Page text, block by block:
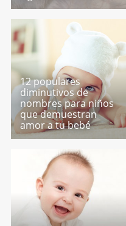
12 populares
diminutivos de
nombres para niños
que demuestran
amor a tu bebé